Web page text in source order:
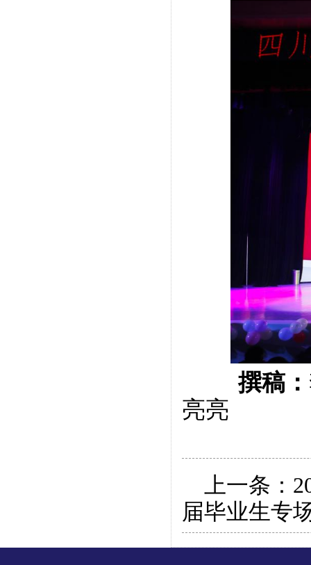
撰稿：
亮亮
上一条：
届毕业生专